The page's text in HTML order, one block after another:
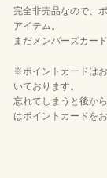
完全非売品なので、
アイテム。
まだメンバーズカー
※ポイントカードは
いております。
忘れてしまうと後か
はポイントカードを